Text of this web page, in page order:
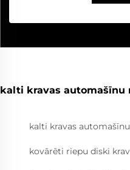
kalti kravas automašīnu
kalti kravas
kovārēti riepu diski